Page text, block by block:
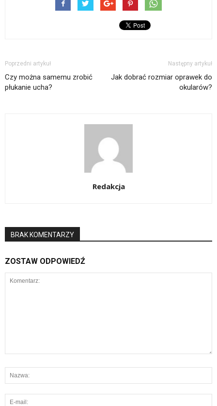
Poprzedni artykuł
Czy można samemu zrobić
płukanie ucha?
Następny artykuł
Jak dobrać rozmiar oprawek do
okularów?
Redakcja
BRAK KOMENTARZY
ZOSTAW ODPOWIEDŹ